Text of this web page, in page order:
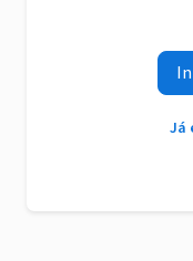
Já